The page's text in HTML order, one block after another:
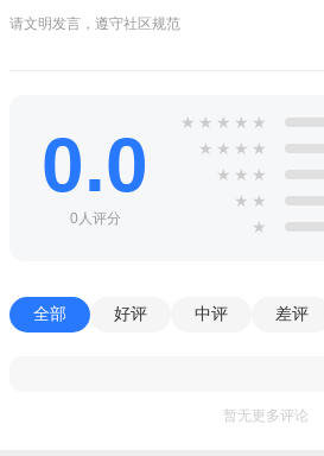
软件功能：
自由输入
请文明发言，遵守社区规范
0.0
0人评分
★ ★ ★ ★ ★
★ ★ ★ ★
★ ★ ★
★ ★
★
全部 好评 中评 差评
暂无更多评论